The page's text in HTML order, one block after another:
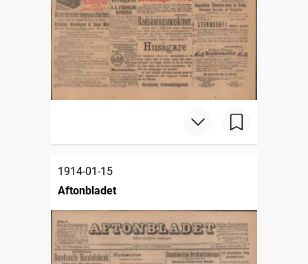
1914-01-15
Aftonbladet